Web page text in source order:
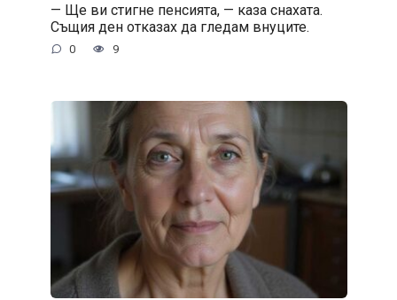
— Ще ви стигне пенсията, — каза снахата.
Същия ден отказах да гледам внуците.
0 9